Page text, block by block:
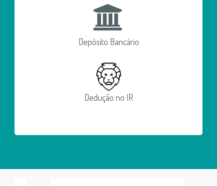
Depósito Bancário
Dedução no IR